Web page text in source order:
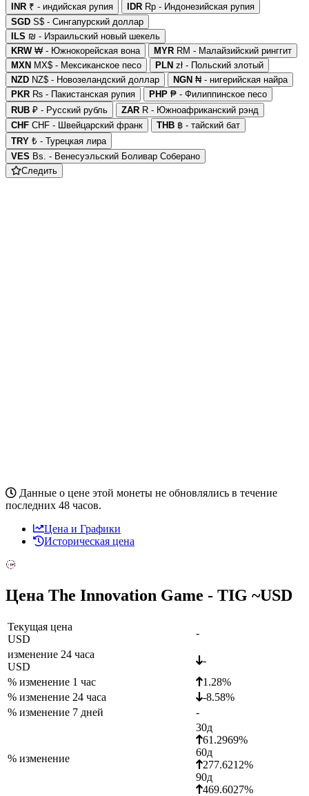
INR ₹ - индийская рупия IDR Rp - Индонезийская рупия
SGD S$ - Сингапурский доллар
ILS ₪ - Израильский новый шекель
KRW₩ - Южнокорейская вона MYR RM - Малайзийский ринггит
MXN MX$ - Мексиканское песо PLN zł - Польский злотый
NZD NZ$ - Новозеландский доллар NGN ₦ - нигерийская найра
PKR ₨ - Пакистанская рупия PHP ₱ - Филиппинское песо
RUB ₽ - Русский рубль ZAR R - Южноафриканский рэнд
CHF CHF - Швейцарский франк THB ฿ - тайский бат
TRY ₺ - Турецкая лира
VES Bs. - Венесуэльский Боливар Соберано
Следить
Данные о цене этой монеты не обновлялись в течение
последних 48 часов.
Цена и Графики
Историческая цена
Цена The Innovation Game - TIG ~USD
Текущая цена
USD
-
изменение 24 часа
USD
-
% изменение 1 час
1.28%
% изменение 24 часа
-8.58%
% изменение 7 дней
-
% изменение
30д
61.2969%
60д
277.6212%
90д
469.6027%